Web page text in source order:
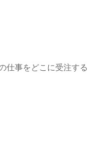
仕事をどこに受注する